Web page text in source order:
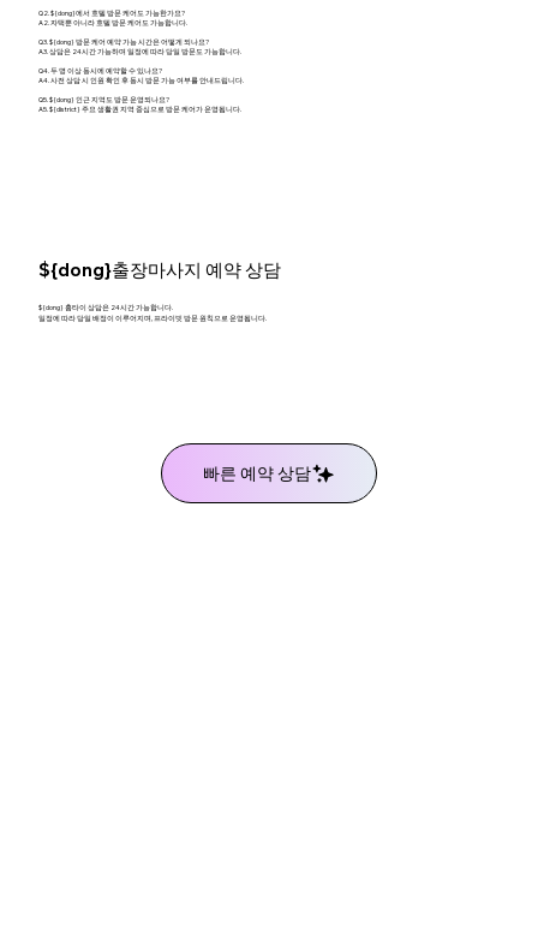
Q2. ${dong}에서 호텔 방문 케어도 가능한가요?
A2. 자택뿐 아니라 호텔 방문 케어도 가능합니다.
Q3. ${dong} 방문 케어 예약 가능 시간은 어떻게 되나요?
A3. 상담은 24시간 가능하며 일정에 따라 당일 방문도 가능합니다.
Q4. 두 명 이상 동시에 예약할 수 있나요?
A4. 사전 상담 시 인원 확인 후 동시 방문 가능 여부를 안내드립니다.
Q5. ${dong} 인근 지역도 방문 운영되나요?
A5. ${district} 주요 생활권 지역 중심으로 방문 케어가 운영됩니다.
${dong}출장마사지 예약 상담
${dong} 홈타이 상담은 24시간 가능합니다.
일정에 따라 당일 배정이 이루어지며, 프라이빗 방문 원칙으로 운영됩니다.
빠른 예약 상담